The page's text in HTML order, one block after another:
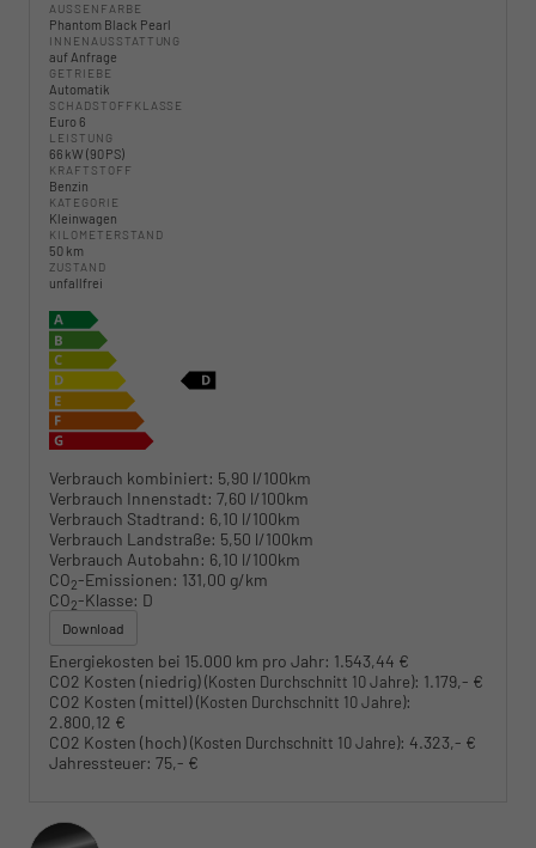
AUSSENFARBE
Phantom Black Pearl
INNENAUSSTATTUNG
auf Anfrage
GETRIEBE
Automatik
SCHADSTOFFKLASSE
Euro 6
LEISTUNG
66 kW (90 PS)
KRAFTSTOFF
Benzin
KATEGORIE
Kleinwagen
KILOMETERSTAND
50 km
ZUSTAND
unfallfrei
Verbrauch kombiniert: 5,90 l/100km
Verbrauch Innenstadt: 7,60 l/100km
Verbrauch Stadtrand: 6,10 l/100km
Verbrauch Landstraße: 5,50 l/100km
Verbrauch Autobahn: 6,10 l/100km
CO2-Emissionen: 131,00 g/km
CO2-Klasse: D
Download
Energiekosten bei 15.000 km pro Jahr: 1.543,44 €
CO2 Kosten (niedrig)(Kosten Durchschnitt 10 Jahre): 1.179,- €
CO2 Kosten (mittel)(Kosten Durchschnitt 10 Jahre):
2.800,12 €
CO2 Kosten (hoch)(Kosten Durchschnitt 10 Jahre): 4.323,- €
Jahressteuer: 75,- €